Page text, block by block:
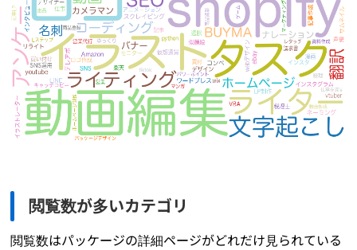
閲覧数が多いカテゴリ
閲覧数はパッケージの詳細ページがどれだけ見られている